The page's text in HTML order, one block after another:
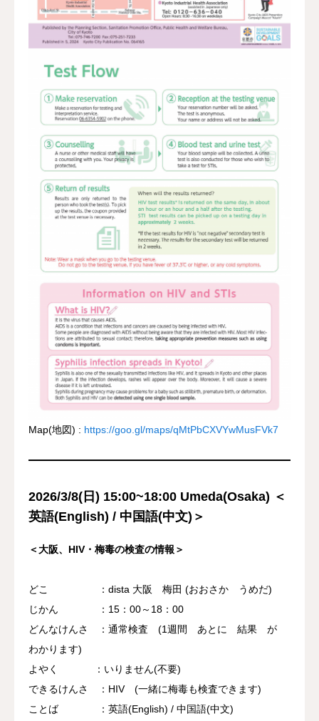
Map(地図) : https://goo.gl/maps/qMtPbCXVYwMusFVk7
2026/3/8(日) 15:00~18:00 Umeda(Osaka) ＜
英語(English) / 中国語(中文)＞
＜大阪、HIV・梅毒の検査の情報＞
どこ ：dista 大阪 梅田 (おおさか うめだ)
じかん ：15：00～18：00
どんなけんさ ：通常検査 (1週間 あとに 結果 が
わかります)
よやく ：いりません(不要)
できるけんさ ：HIV (一緒に梅毒も検査できます)
ことば ：英語(English) / 中国語(中文)